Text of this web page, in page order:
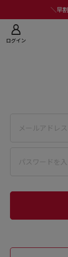
＼早
ログイン